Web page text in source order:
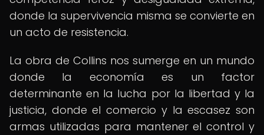
donde la supervivencia misma se convierte en
un acto de resistencia.
La obra de Collins nos sumerge en un mundo
donde la economía es un factor
determinante en la lucha por la libertad y la
justicia, donde el comercio y la escasez son
armas utilizadas para mantener el control y